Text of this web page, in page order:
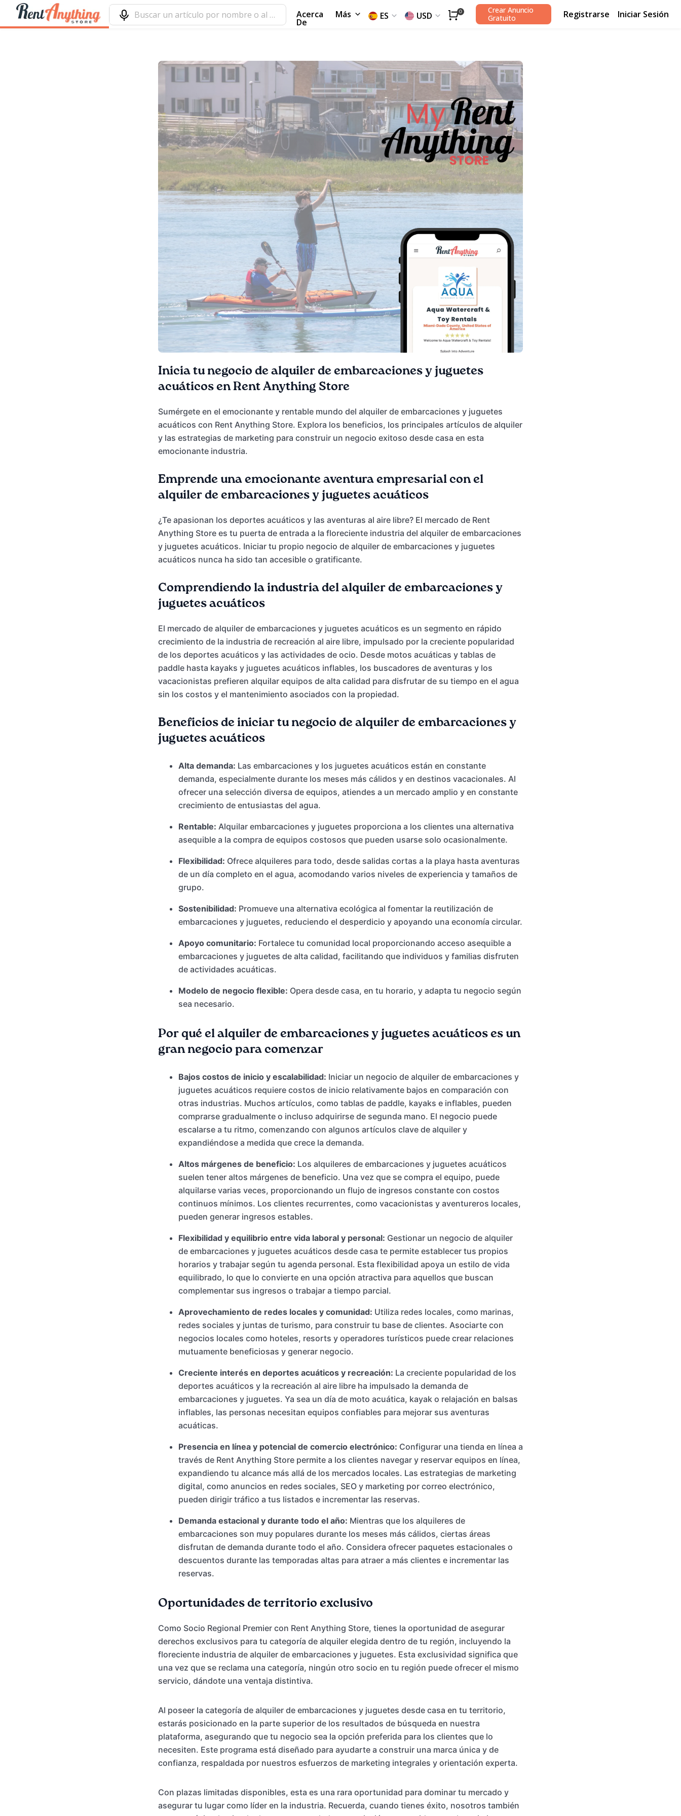
Acerca
De
Más ES USD 0
Crear Anuncio
Gratuito
Registrarse Iniciar Sesión
Inicia tu negocio de alquiler de embarcaciones y juguetes
acuáticos en Rent Anything Store
Sumérgete en el emocionante y rentable mundo del alquiler de embarcaciones y juguetes
acuáticos con Rent Anything Store. Explora los beneficios, los principales artículos de alquiler
y las estrategias de marketing para construir un negocio exitoso desde casa en esta
emocionante industria.
Emprende una emocionante aventura empresarial con el
alquiler de embarcaciones y juguetes acuáticos
¿Te apasionan los deportes acuáticos y las aventuras al aire libre? El mercado de Rent
Anything Store es tu puerta de entrada a la floreciente industria del alquiler de embarcaciones
y juguetes acuáticos. Iniciar tu propio negocio de alquiler de embarcaciones y juguetes
acuáticos nunca ha sido tan accesible o gratificante.
Comprendiendo la industria del alquiler de embarcaciones y
juguetes acuáticos
El mercado de alquiler de embarcaciones y juguetes acuáticos es un segmento en rápido
crecimiento de la industria de recreación al aire libre, impulsado por la creciente popularidad
de los deportes acuáticos y las actividades de ocio. Desde motos acuáticas y tablas de
paddle hasta kayaks y juguetes acuáticos inflables, los buscadores de aventuras y los
vacacionistas prefieren alquilar equipos de alta calidad para disfrutar de su tiempo en el agua
sin los costos y el mantenimiento asociados con la propiedad.
Beneficios de iniciar tu negocio de alquiler de embarcaciones y
juguetes acuáticos
Alta demanda: Las embarcaciones y los juguetes acuáticos están en constante
demanda, especialmente durante los meses más cálidos y en destinos vacacionales. Al
ofrecer una selección diversa de equipos, atiendes a un mercado amplio y en constante
crecimiento de entusiastas del agua.
Rentable: Alquilar embarcaciones y juguetes proporciona a los clientes una alternativa
asequible a la compra de equipos costosos que pueden usarse solo ocasionalmente.
Flexibilidad: Ofrece alquileres para todo, desde salidas cortas a la playa hasta aventuras
de un día completo en el agua, acomodando varios niveles de experiencia y tamaños de
grupo.
Sostenibilidad: Promueve una alternativa ecológica al fomentar la reutilización de
embarcaciones y juguetes, reduciendo el desperdicio y apoyando una economía circular.
Apoyo comunitario: Fortalece tu comunidad local proporcionando acceso asequible a
embarcaciones y juguetes de alta calidad, facilitando que individuos y familias disfruten
de actividades acuáticas.
Modelo de negocio flexible: Opera desde casa, en tu horario, y adapta tu negocio según
sea necesario.
Por qué el alquiler de embarcaciones y juguetes acuáticos es un
gran negocio para comenzar
Bajos costos de inicio y escalabilidad: Iniciar un negocio de alquiler de embarcaciones y
juguetes acuáticos requiere costos de inicio relativamente bajos en comparación con
otras industrias. Muchos artículos, como tablas de paddle, kayaks e inflables, pueden
comprarse gradualmente o incluso adquirirse de segunda mano. El negocio puede
escalarse a tu ritmo, comenzando con algunos artículos clave de alquiler y
expandiéndose a medida que crece la demanda.
Altos márgenes de beneficio: Los alquileres de embarcaciones y juguetes acuáticos
suelen tener altos márgenes de beneficio. Una vez que se compra el equipo, puede
alquilarse varias veces, proporcionando un flujo de ingresos constante con costos
continuos mínimos. Los clientes recurrentes, como vacacionistas y aventureros locales,
pueden generar ingresos estables.
Flexibilidad y equilibrio entre vida laboral y personal: Gestionar un negocio de alquiler
de embarcaciones y juguetes acuáticos desde casa te permite establecer tus propios
horarios y trabajar según tu agenda personal. Esta flexibilidad apoya un estilo de vida
equilibrado, lo que lo convierte en una opción atractiva para aquellos que buscan
complementar sus ingresos o trabajar a tiempo parcial.
Aprovechamiento de redes locales y comunidad: Utiliza redes locales, como marinas,
redes sociales y juntas de turismo, para construir tu base de clientes. Asociarte con
negocios locales como hoteles, resorts y operadores turísticos puede crear relaciones
mutuamente beneficiosas y generar negocio.
Creciente interés en deportes acuáticos y recreación: La creciente popularidad de los
deportes acuáticos y la recreación al aire libre ha impulsado la demanda de
embarcaciones y juguetes. Ya sea un día de moto acuática, kayak o relajación en balsas
inflables, las personas necesitan equipos confiables para mejorar sus aventuras
acuáticas.
Presencia en línea y potencial de comercio electrónico: Configurar una tienda en línea a
través de Rent Anything Store permite a los clientes navegar y reservar equipos en línea,
expandiendo tu alcance más allá de los mercados locales. Las estrategias de marketing
digital, como anuncios en redes sociales, SEO y marketing por correo electrónico,
pueden dirigir tráfico a tus listados e incrementar las reservas.
Demanda estacional y durante todo el año: Mientras que los alquileres de
embarcaciones son muy populares durante los meses más cálidos, ciertas áreas
disfrutan de demanda durante todo el año. Considera ofrecer paquetes estacionales o
descuentos durante las temporadas altas para atraer a más clientes e incrementar las
reservas.
Oportunidades de territorio exclusivo
Como Socio Regional Premier con Rent Anything Store, tienes la oportunidad de asegurar
derechos exclusivos para tu categoría de alquiler elegida dentro de tu región, incluyendo la
floreciente industria de alquiler de embarcaciones y juguetes. Esta exclusividad significa que
una vez que se reclama una categoría, ningún otro socio en tu región puede ofrecer el mismo
servicio, dándote una ventaja distintiva.
Al poseer la categoría de alquiler de embarcaciones y juguetes desde casa en tu territorio,
estarás posicionado en la parte superior de los resultados de búsqueda en nuestra
plataforma, asegurando que tu negocio sea la opción preferida para los clientes que lo
necesiten. Este programa está diseñado para ayudarte a construir una marca única y de
confianza, respaldada por nuestros esfuerzos de marketing integrales y orientación experta.
Con plazas limitadas disponibles, esta es una rara oportunidad para dominar tu mercado y
asegurar tu lugar como líder en la industria. Recuerda, cuando tienes éxito, nosotros también